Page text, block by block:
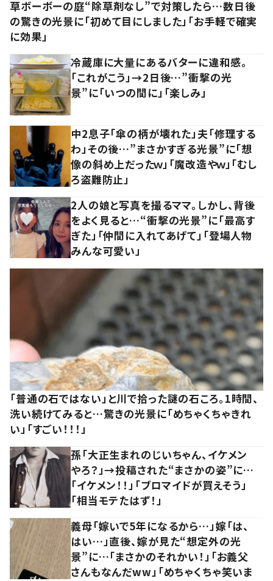
草ボーボーの庭“除草剤なし”で対策したら…数日後
の驚きの光景に「初めて目にしました」「お手軽で確実
に効果」
冷蔵庫に大量にあるバターに違和感。
「これがこう」→2日後…”衝撃の光
景”に「いつの間に」「楽しみ」
中2息子「傘の柄が壊れた」夫「修理する
わ」その後…”まさかすぎる光景”に「想
像の斜め上だったｗ」「魔改造やｗ」「むし
ろ盗難防止」
2人の娘と写真を撮るママ。しかし、背後
をよく見ると…“衝撃の光景”に「最高す
ぎた」「仲間に入れてあげて」「登場人物
みんな可愛い」
「普通の石ではない」と川で拾った謎の石ころ。1時間、
洗い続けてみると…驚きの光景に「めちゃくちゃきれ
い」「すごい！！！」
孫「大正生まれのじいちゃん、イケメン
やろ？」→投稿された“まさかの姿”に…
「イケメン！！」「ブロマイドが買えそう」
「相当モテたはず！」
義母「嫁いで5年になるから…」嫁「は、
はい…」直後、嫁が見た“想定外の光
景”に…「まさかのそれかい！」「お義父
さんもなんだww」「めちゃくちゃ笑いま